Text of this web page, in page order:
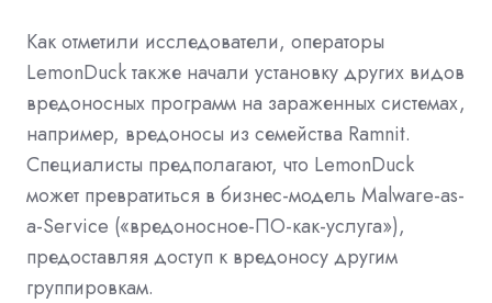
Как отметили исследователи, операторы
LemonDuck также начали установку других видов
вредоносных программ на зараженных системах,
например, вредоносы из семейства Ramnit.
Специалисты предполагают, что LemonDuck
может превратиться в бизнес-модель Malware-as-
a-Service («вредоносное-ПО-как-услуга»),
предоставляя доступ к вредоносу другим
группировкам.